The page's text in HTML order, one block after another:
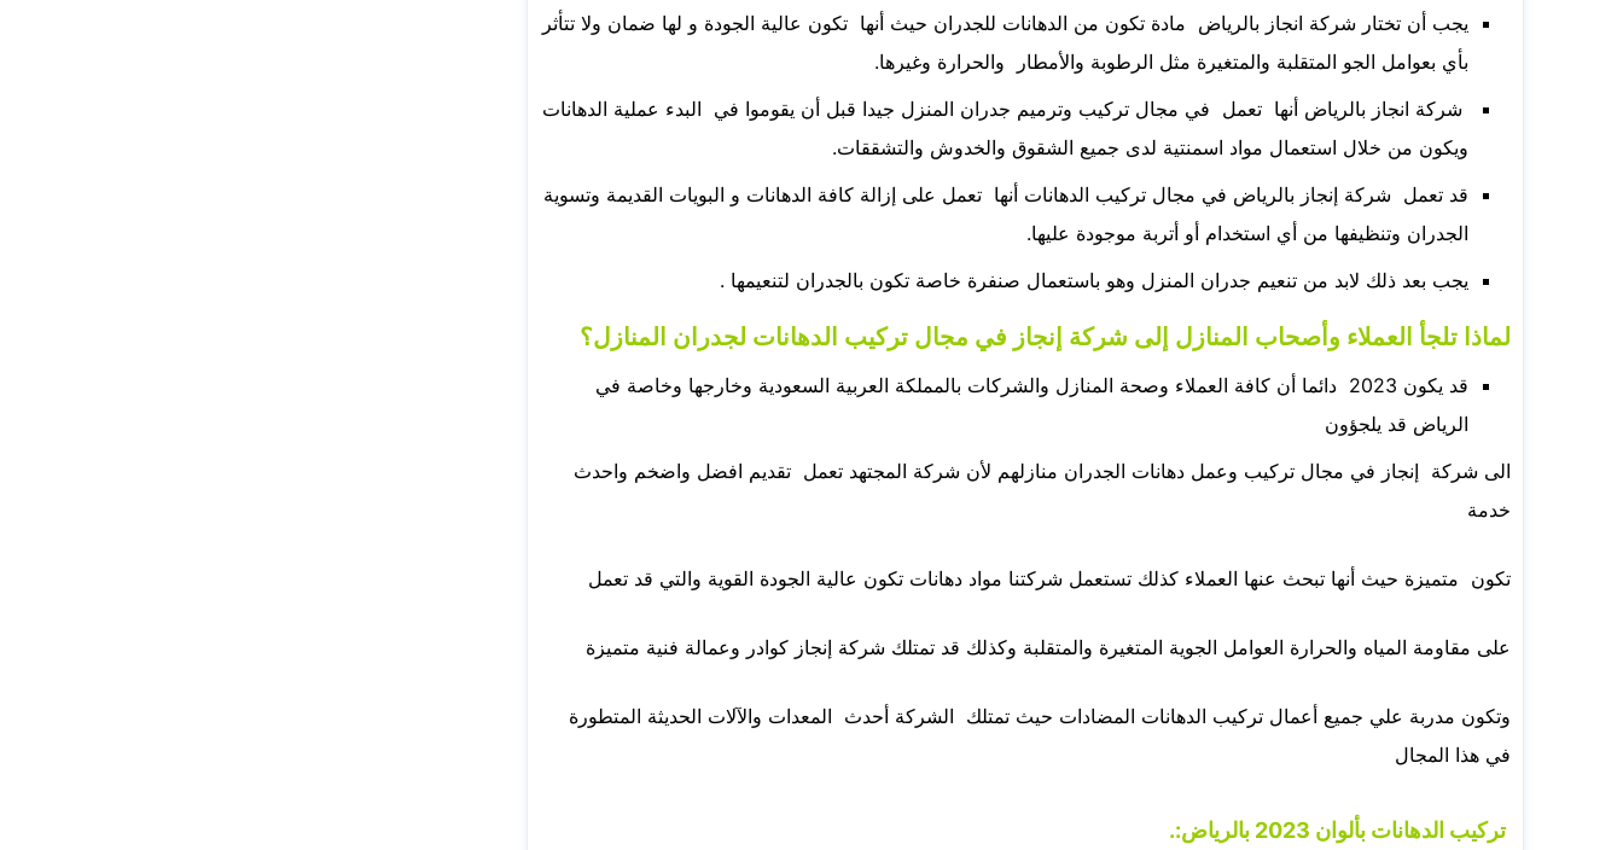
يجب أن تختار شركة انجاز بالرياض مادة تكون من الدهانات للجدران حيث أنها تكون عالية الجودة و لها ضمان ولا تتأثر
بأي بعوامل الجو المتقلبة والمتغيرة مثل الرطوبة والأمطار والحرارة وغيرها.
شركة انجاز بالرياض أنها تعمل في مجال تركيب وترميم جدران المنزل جيدا قبل أن يقوموا في البدء عملية الدهانات
ويكون من خلال استعمال مواد اسمنتية لدى جميع الشقوق والخدوش والتشققات.
قد تعمل شركة إنجاز بالرياض في مجال تركيب الدهانات أنها تعمل على إزالة كافة الدهانات و البويات القديمة وتسوية
الجدران وتنظيفها من أي استخدام أو أتربة موجودة عليها.
يجب بعد ذلك لابد من تنعيم جدران المنزل وهو باستعمال صنفرة خاصة تكون بالجدران لتنعيمها .
لماذا تلجأ العملاء وأصحاب المنازل إلى شركة إنجاز في مجال تركيب الدهانات لجدران المنازل؟
قد يكون 2023 دائما أن كافة العملاء وصحة المنازل والشركات بالمملكة العربية السعودية وخارجها وخاصة في
الرياض قد يلجؤون
الى شركة إنجاز في مجال تركيب وعمل دهانات الجدران منازلهم لأن شركة المجتهد تعمل تقديم افضل واضخم واحدث
خدمة
تكون متميزة حيث أنها تبحث عنها العملاء كذلك تستعمل شركتنا مواد دهانات تكون عالية الجودة القوية والتي قد تعمل
على مقاومة المياه والحرارة العوامل الجوية المتغيرة والمتقلبة وكذلك قد تمتلك شركة إنجاز كوادر وعمالة فنية متميزة
وتكون مدربة علي جميع أعمال تركيب الدهانات المضادات حيث تمتلك الشركة أحدث المعدات والآلات الحديثة المتطورة
في هذا المجال
تركيب الدهانات بألوان 2023 بالرياض:.